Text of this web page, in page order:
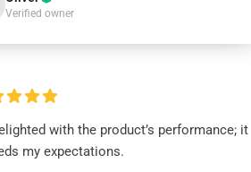
Verified owner
with the product’s performance; it
my expectations.